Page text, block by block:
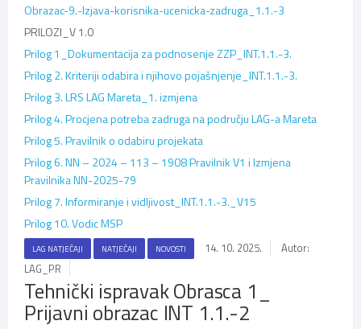
Obrazac-9.-Izjava-korisnika-ucenicka-zadruga_1.1.-3
PRILOZI_V 1.0
Prilog 1_Dokumentacija za podnosenje ZZP_INT.1.1.-3.
Prilog 2. Kriteriji odabira i njihovo pojašnjenje_INT.1.1.-3.
Prilog 3. LRS LAG Mareta_1. izmjena
Prilog 4. Procjena potreba zadruga na području LAG-a Mareta
Prilog 5. Pravilnik o odabiru projekata
Prilog 6. NN – 2024 – 113 – 1908 Pravilnik V1 i Izmjena
Pravilnika NN-2025-79
Prilog 7. Informiranje i vidljivost_INT.1.1.-3._V15
Prilog 10. Vodic MSP
LAG NATJEČAJI NATJEČAJI NOVOSTI 14. 10. 2025.
Autor:
LAG_PR
Tehnički ispravak Obrasca 1_
Prijavni obrazac INT 1.1.-2